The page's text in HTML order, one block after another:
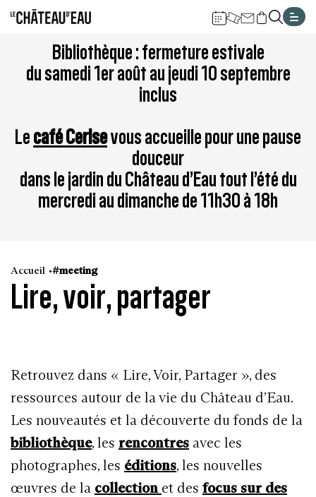
Aller
contenu
Aller
à
la
navigation
à
la
recherche
Aller
au
pied
plan
Bibliothèque : fermeture estivale
du samedi 1er août au jeudi 10 septembre
inclus
Lecafé Cerisevous accueille pour une pause
douceur
dans le jardin du Château d’Eau tout l’été du
mercredi au dimanche de 11h30 à 18h
Accueil #meeting
Lire, voir, partager
Retrouvez dans « Lire, Voir, Partager », des
ressources autour de la vie du Château d’Eau.
Les nouveautés et la découverte du fonds de la
bibliothèque, les rencontres avec les
photographes, les éditions, les nouvelles
œuvres de la collection et des focus sur des